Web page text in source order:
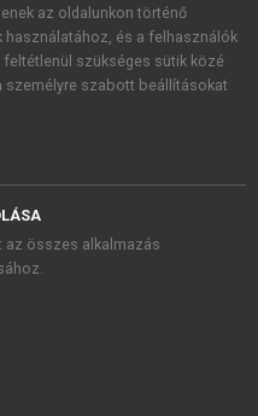
, valamint a szotar.netés a
foglaltakat
az oldalunkon történő
és a felhasználók
szükséges sütik közé
szabott beállításokat
az összes alkalmazás